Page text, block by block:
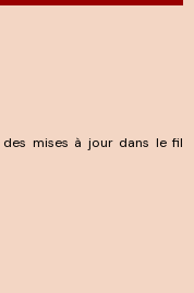
mises à jour dans le fil